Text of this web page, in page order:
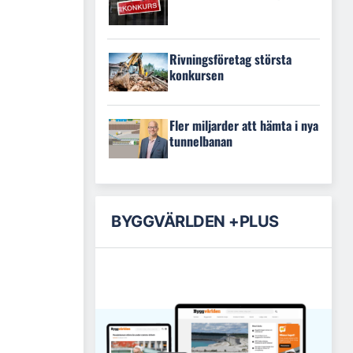
Rivningsföretag största
konkursen
Fler miljarder att hämta i nya
tunnelbanan
BYGGVÄRLDEN +PLUS